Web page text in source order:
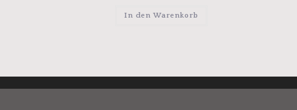
In den Warenkorb